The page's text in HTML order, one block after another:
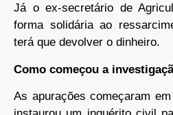
Já o ex-secretário de
forma solidária ao
terá que devolver o dinheiro.
Como começou a
As apurações começaram